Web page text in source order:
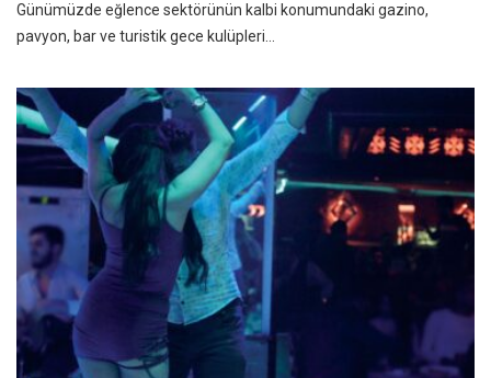
Günümüzde eğlence sektörünün kalbi konumundaki gazino,
pavyon, bar ve turistik gece kulüpleri…